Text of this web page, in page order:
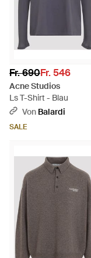
Fr. 690Fr. 546
Acne Studios
Ls T-Shirt - Blau
Von Balardi
SALE